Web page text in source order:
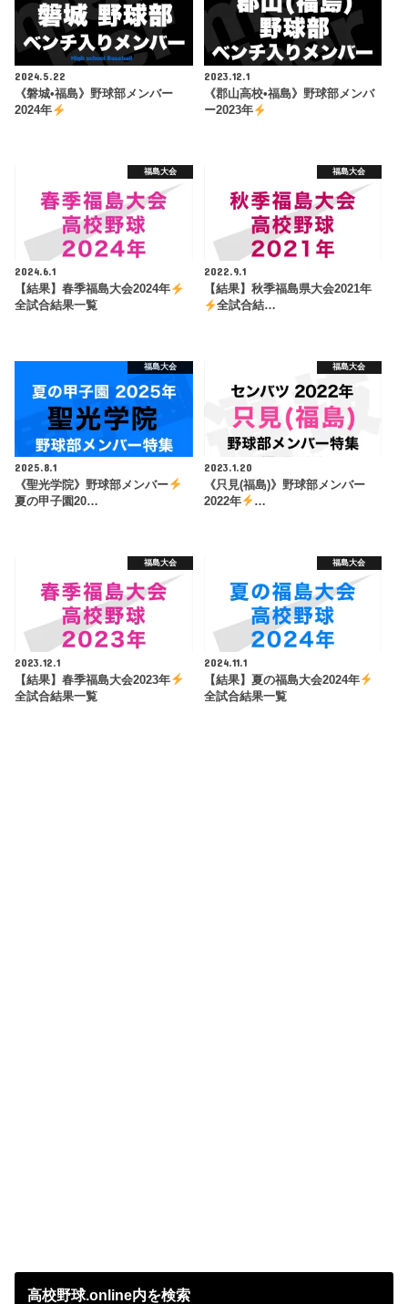
2024.5.22
《磐城•福島》野球部メンバー
2024年
2023.12.1
《郡山高校•福島》野球部メンバ
ー2023年
福島大会
2024.6.1
【結果】春季福島大会2024年
全試合結果一覧
福島大会
2022.9.1
【結果】秋季福島県大会2021年
全試合結…
福島大会
2025.8.1
《聖光学院》野球部メンバー
夏の甲子園20…
福島大会
2023.1.20
《只見(福島)》野球部メンバー
2022年
…
福島大会
2023.12.1
【結果】春季福島大会2023年
全試合結果一覧
福島大会
2024.11.1
【結果】夏の福島大会2024年
全試合結果一覧
高校野球.online内を検索